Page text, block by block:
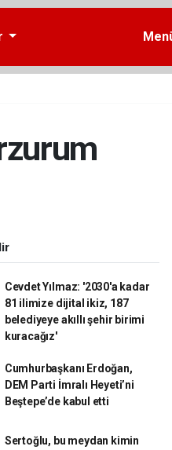
Cevdet Yılmaz: '2030'a kadar
81 ilimize dijital ikiz, 187
belediyeye akıllı şehir birimi
kuracağız'
Cumhurbaşkanı Erdoğan,
DEM Parti İmralı Heyeti’ni
Beştepe’de kabul etti
Sertoğlu, bu meydan kimin